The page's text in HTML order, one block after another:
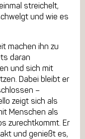
streichelt,
und wie es
machen ihn zu
daran
und sich mit
Dabei bleibt er
–
zeigt sich als
Menschen als
zurechtkommt. Er
und genießt es,